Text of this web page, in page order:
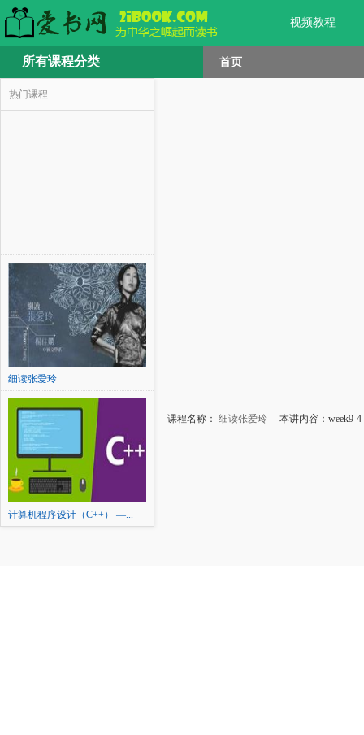
视频教程
所有课程分类 首页
热门课程
细读张爱玲
计算机程序设计（C++） —...
课程名称： 细读张爱玲 本讲内容：week9-4